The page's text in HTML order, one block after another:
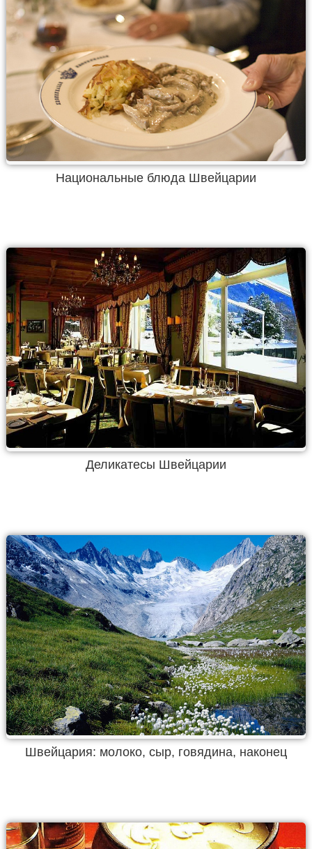
Национальные блюда Швейцарии
Деликатесы Швейцарии
Швейцария: молоко, сыр, говядина, наконец